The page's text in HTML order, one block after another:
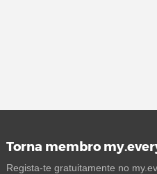
Torna membro
Regista-te gratuitamente no